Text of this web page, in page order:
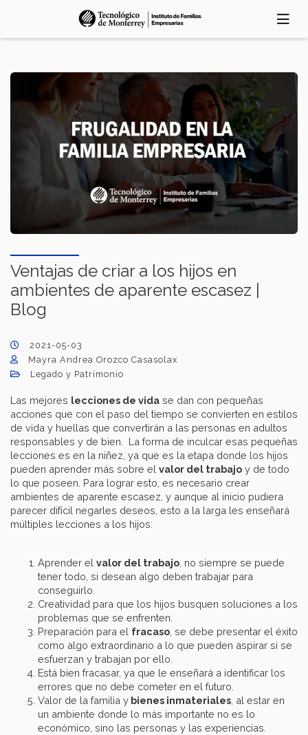
Ventajas de criar a los hijos en
ambientes de aparente escasez |
Blog
2021-05-03
Mayra Andrea Orozco Casasolax
Legado y Patrimonio
Las mejores lecciones de vida se dan con pequeñas
acciones que con el paso del tiempo se convierten en estilos
de vida y huellas que convertirán a las personas en adultos
responsables y de bien. La forma de inculcar esas pequeñas
lecciones es en la niñez, ya que es la etapa donde los hijos
pueden aprender más sobre el valor del trabajo y de todo
lo que poseen. Para lograr esto, es necesario crear
ambientes de aparente escasez, y aunque al inicio pudiera
parecer difícil negarles deseos, esto a la larga les enseñará
múltiples lecciones a los hijos:
Aprender el valor del trabajo , no siempre se puede
tener todo, si desean algo deben trabajar para
conseguirlo.
Creatividad para que los hijos busquen soluciones a los
problemas que se enfrenten.
Preparación para el fracaso , se debe presentar el éxito
como algo extraordinario a lo que pueden aspirar si se
esfuerzan y trabajan por ello.
Está bien fracasar, ya que le enseñará a identificar los
errores que no debe cometer en el futuro.
Valor de la familia y bienes inmateriales , al estar en
un ambiente donde lo más importante no es lo
económico, sino las personas y las experiencias.